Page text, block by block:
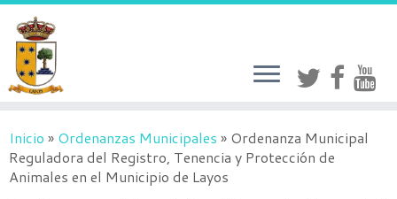
Inicio » Ordenanzas Municipales » Ordenanza Municipal
Reguladora del Registro, Tenencia y Protección de
Animales en el Municipio de Layos